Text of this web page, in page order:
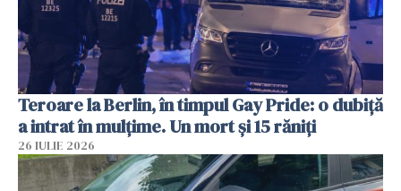
Teroare la Berlin, în timpul Gay Pride: o dubiță
a intrat în mulțime. Un mort și 15 răniți
26 IULIE 2026